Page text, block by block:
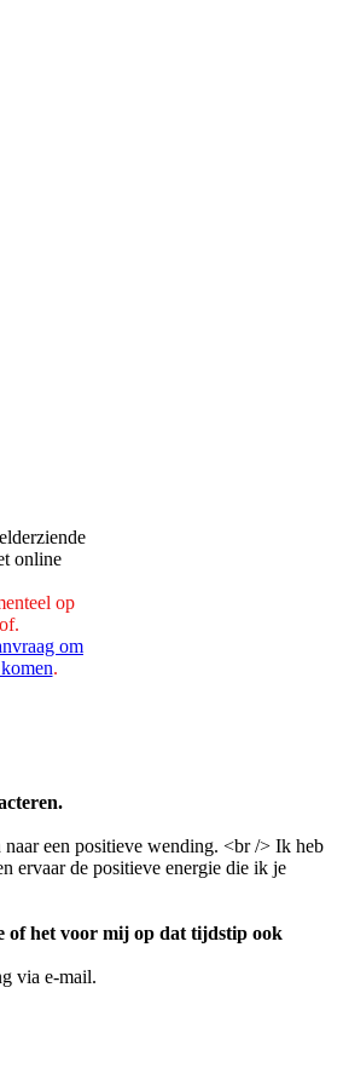
op
om
.
een positieve wending. <br /> Ik heb
ervaar de positieve energie die ik je
of het voor mij op dat tijdstip ook
via e-mail.